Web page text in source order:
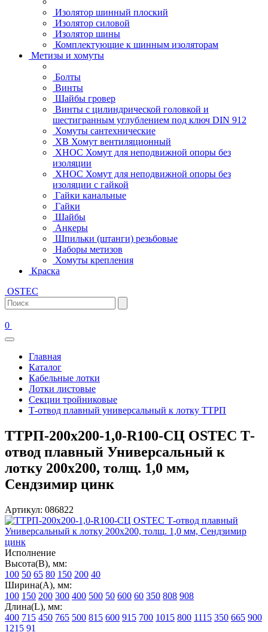
Изолятор шинный плоский
Изолятор силовой
Изолятор шины
Комплектующие к шинным изоляторам
Метизы и хомуты
Болты
Винты
Шайбы гровер
Винты с цилиндрической головкой и
шестигранным углублением под ключ DIN 912
Хомуты сантехнические
ХВ Хомут вентиляционный
ХНОС Хомут для неподвижной опоры без
изоляции
ХНОС Хомут для неподвижной опоры без
изоляции с гайкой
Гайки канальные
Гайки
Шайбы
Анкеры
Шпильки (штанги) резьбовые
Наборы метизов
Хомуты крепления
Краска
OSTEC
0
Главная
Каталог
Кабельные лотки
Лотки листовые
Секции тройниковые
Т-отвод плавный универсальный к лотку ТТРП
ТТРП-200х200-1,0-R100-СЦ OSTEC Т-
отвод плавный Универсальный к
лотку 200х200, толщ. 1,0 мм,
Сендзимир цинк
Артикул: 086822
Исполнение
Высота(В), мм:
100 50 65 80 150 200 40
Ширина(А), мм:
100 150 200 300 400 500 50 600 60 350 808 908
Длина(L), мм:
400 715 450 765 500 815 600 915 700 1015 800 1115 350 665 900
1215 91